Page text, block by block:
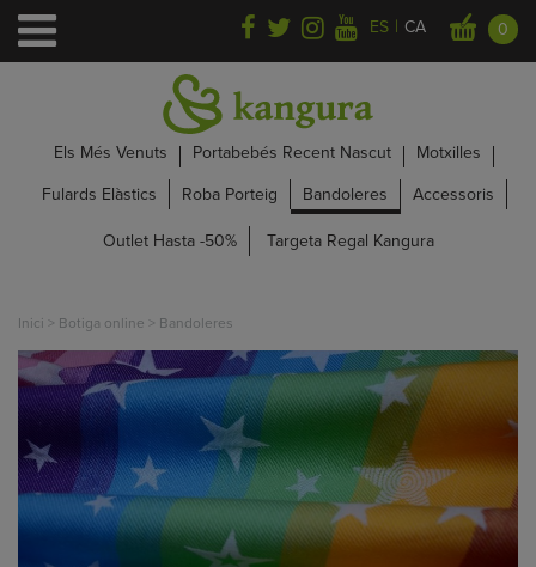
ES | CA 0
Els Més Venuts Portabebés Recent Nascut
Motxilles
Fulards Elàstics
Roba Porteig Bandoleres
Accessoris
Outlet Hasta -50%
Targeta Regal Kangura
Inici > Botiga online > Bandoleres